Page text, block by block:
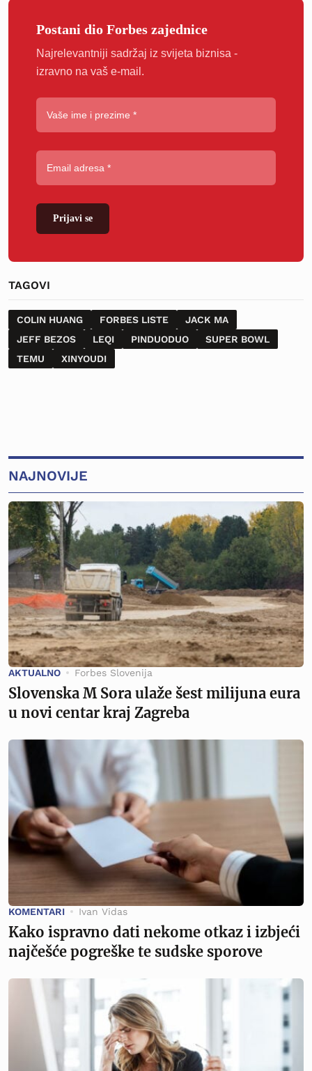
Postani dio Forbes zajednice
Najrelevantniji sadržaj iz svijeta biznisa -
izravno na vaš e-mail.
Prijavi se
TAGOVI
COLIN HUANG FORBES LISTE
JACK MA
JEFF BEZOS
LEQI PINDUODUO
SUPER BOWL
TEMU
XINYOUDI
NAJNOVIJE
AKTUALNO Forbes Slovenija
Slovenska M Sora ulaže šest milijuna eura
u novi centar kraj Zagreba
KOMENTARI Ivan Vidas
Kako ispravno dati nekome otkaz i izbjeći
najčešće pogreške te sudske sporove